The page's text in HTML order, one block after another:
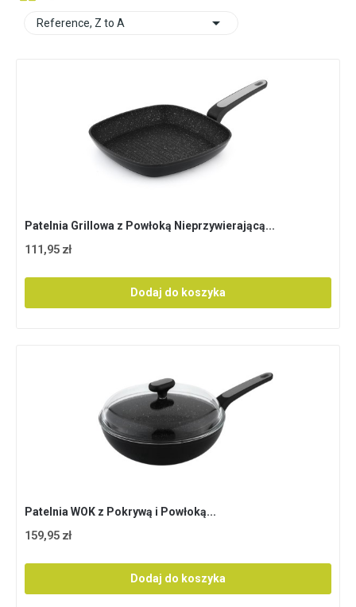
Reference, Z to A 
Patelnia Grillowa z Powłoką Nieprzywierającą...
111,95 zł
Dodaj do koszyka
Patelnia WOK z Pokrywą i Powłoką...
159,95 zł
Dodaj do koszyka